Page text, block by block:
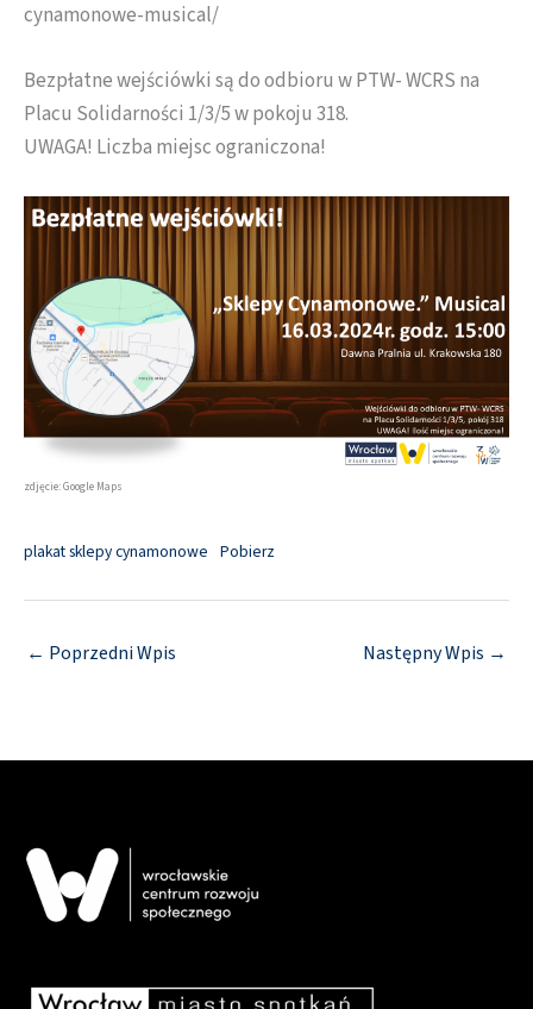
cynamonowe-musical/
Bezpłatne wejściówki są do odbioru w PTW- WCRS na
Placu Solidarności 1/3/5 w pokoju 318.
UWAGA! Liczba miejsc ograniczona!
zdjęcie: Google Maps
plakat sklepy cynamonowe Pobierz
← Poprzedni Wpis Następny Wpis →